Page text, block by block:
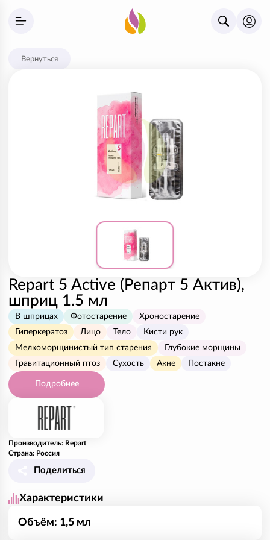
Вернуться
Repart 5 Active (Репарт 5 Актив),
шприц 1.5 мл
В шприцах Фотостарение
Хроностарение
Гиперкератоз
Лицо Тело
Кисти рук
Мелкоморщинистый тип старения
Глубокие морщины
Гравитационный птоз
Сухость Акне Постакне
Подробнее
Производитель: Repart
Страна: Россия
Поделиться
Характеристики
Объём: 1,5 мл